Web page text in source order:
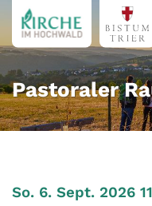
Zum Inhalt springen
Pastoraler
So. 6. Sept. 2026